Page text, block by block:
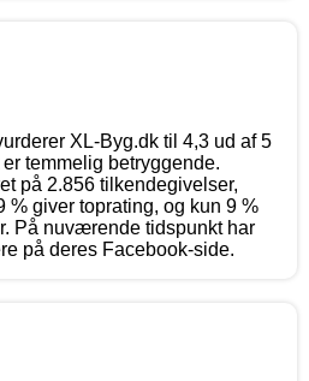
XL-Byg.dk til 4,3 ud af 5
temmelig betryggende.
på 2.856 tilkendegivelser,
% giver toprating, og kun 9 %
På nuværende tidspunkt har
på deres Facebook-side.